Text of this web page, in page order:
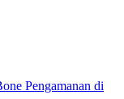
Pengamanan di